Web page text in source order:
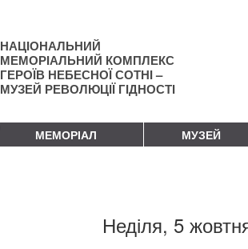
НАЦІОНАЛЬНИЙ
МЕМОРІАЛЬНИЙ КОМПЛЕКС
ГЕРОЇВ НЕБЕСНОЇ СОТНІ –
МУЗЕЙ РЕВОЛЮЦІЇ ГІДНОСТІ
МЕМОРІАЛ МУЗЕЙ
Неділя, 5